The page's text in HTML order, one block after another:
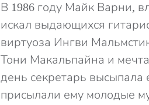
В 1986 году Майк Варни,
искал выдающихся
виртуоза Ингви
Тони Макальпайна и
день секретарь высыпала
присылали ему молодые